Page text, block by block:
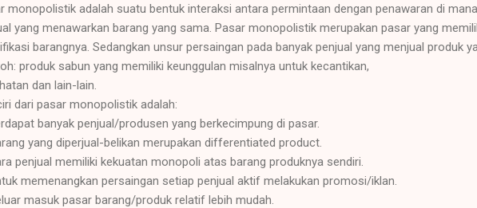
monopolistik adalah suatu bentuk interaksi antara permintaan dengan penawaran di
yang menawarkan barang yang sama. Pasar monopolistik merupakan pasar yang
barangnya. Sedangkan unsur persaingan pada banyak penjual yang menjual produk
produk sabun yang memiliki keunggulan misalnya untuk kecantikan,
dan lain-lain.
dari pasar monopolistik adalah:
banyak penjual/produsen yang berkecimpung di pasar.
yang diperjual-belikan merupakan differentiated product.
penjual memiliki kekuatan monopoli atas barang produknya sendiri.
memenangkan persaingan setiap penjual aktif melakukan promosi/iklan.
masuk pasar barang/produk relatif lebih mudah.